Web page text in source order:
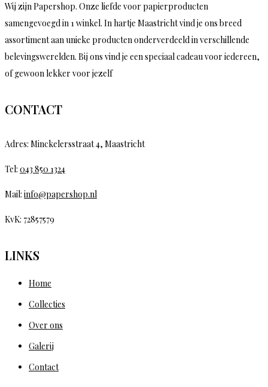
Wij zijn Papershop. Onze liefde voor papierproducten
samengevoegd in 1 winkel. In hartje Maastricht vind je ons breed
assortiment aan unieke producten onderverdeeld in verschillende
belevingswerelden. Bij ons vind je een speciaal cadeau voor iedereen,
of gewoon lekker voor jezelf
CONTACT
Adres: Minckelersstraat 4, Maastricht
Tel: 043 850 1324
Mail: info@papershop.nl
KvK: 72857579
LINKS
Home
Collecties
Over ons
Galerij
Contact